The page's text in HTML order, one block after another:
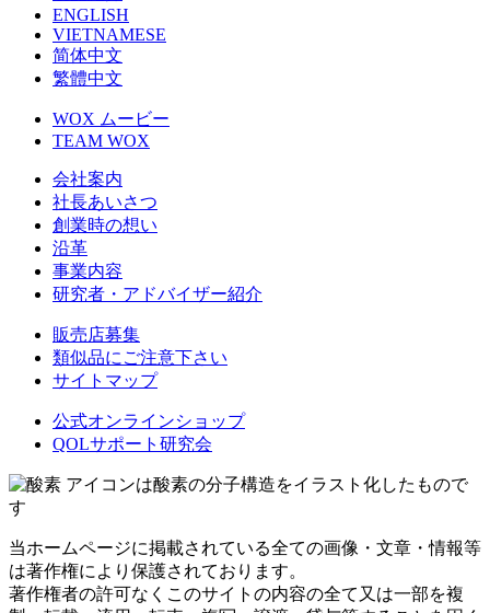
ENGLISH
VIETNAMESE
简体中文
繁體中文
WOX ムービー
TEAM WOX
会社案内
社長あいさつ
創業時の想い
沿革
事業内容
研究者・アドバイザー紹介
販売店募集
類似品にご注意下さい
サイトマップ
公式オンラインショップ
QOLサポート研究会
アイコンは酸素の分子構造をイラスト化したもので
す
当ホームページに掲載されている全ての画像・文章・情報等
は著作権により保護されております。
著作権者の許可なくこのサイトの内容の全て又は一部を複